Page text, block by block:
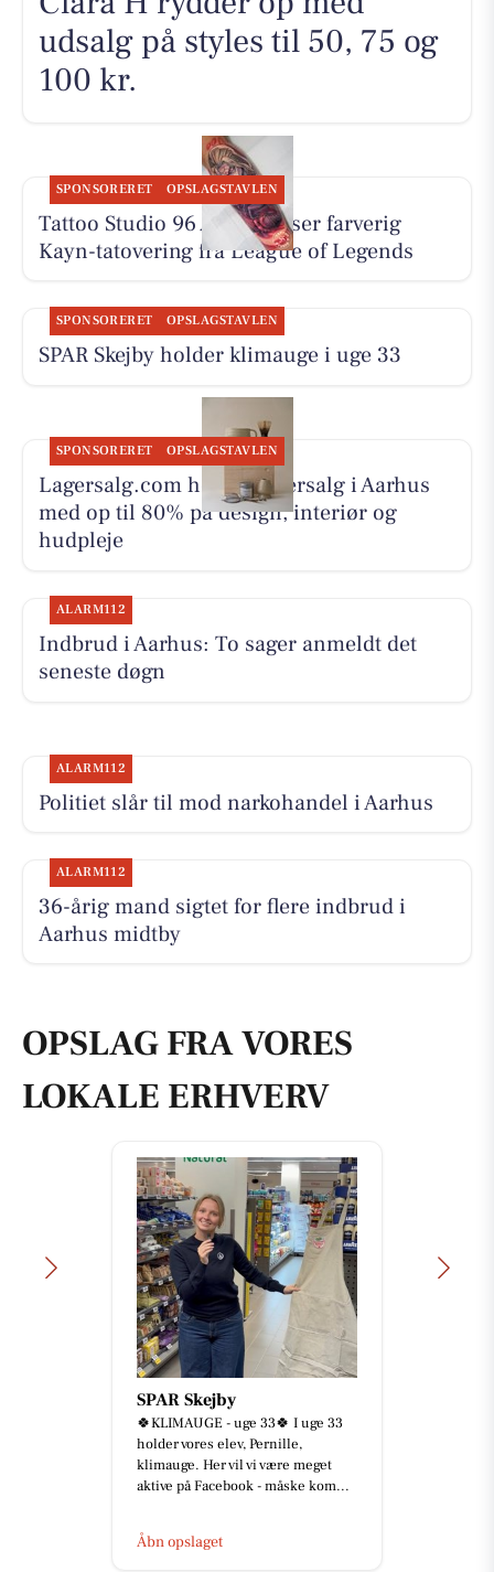
udsalg på styles til 50, 75 og
100 kr.
SPONSORERET OPSLAGSTAVLEN
Tattoo Studio 96 Aarhus viser farverig
Kayn-tatovering fra League of Legends
SPONSORERET OPSLAGSTAVLEN
SPAR Skejby holder klimauge i uge 33
SPONSORERET OPSLAGSTAVLEN
Lagersalg.com holder lagersalg i Aarhus
med op til 80% på design, interiør og
hudpleje
ALARM112
Indbrud i Aarhus: To sager anmeldt det
seneste døgn
ALARM112
Politiet slår til mod narkohandel i Aarhus
ALARM112
36-årig mand sigtet for flere indbrud i
Aarhus midtby
OPSLAG FRA VORES
LOKALE ERHVERV
SPAR Skejby
🍀KLIMAUGE - uge 33🍀 I uge 33
holder vores elev, Pernille,
klimauge. Her vil vi være meget
aktive på Facebook - måske kom...
Åbn opslaget